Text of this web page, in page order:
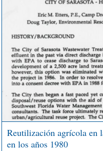
Reutilización agrícola en
en los años 1980